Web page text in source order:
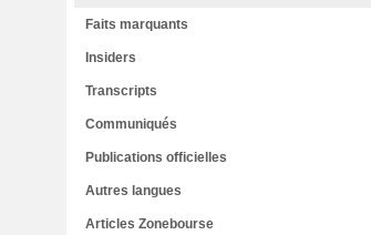
Faits marquants
Insiders
Transcripts
Communiqués
Publications officielles
Autres langues
Articles Zonebourse